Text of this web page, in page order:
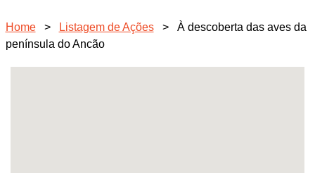
Home > Listagem de Ações >
À descoberta das aves da
península do Ancão